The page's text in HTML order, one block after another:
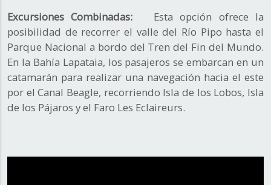
Excursiones Combinadas: Esta opción ofrece la
posibilidad de recorrer el valle del Río Pipo hasta el
Parque Nacional a bordo del Tren del Fin del Mundo.
En la Bahía Lapataia, los pasajeros se embarcan en un
catamarán para realizar una navegación hacia el este
por el Canal Beagle, recorriendo Isla de los Lobos, Isla
de los Pájaros y el Faro Les Eclaireurs.